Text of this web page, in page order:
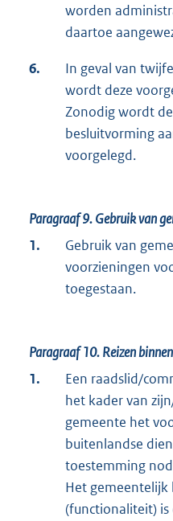
worden
daartoe
6.
In geval van
wordt deze
Zonodig wordt
besluitvorming
voorgelegd.
Paragraaf 9.Gebruik van
1.
Gebruik van
voorzieningen
toegestaan.
Paragraaf 10.Reizen
1.
Een raadslid/
het kader van
gemeente het
buitenlandse
toestemming
Het gemeentelijk
(functionaliteit) is